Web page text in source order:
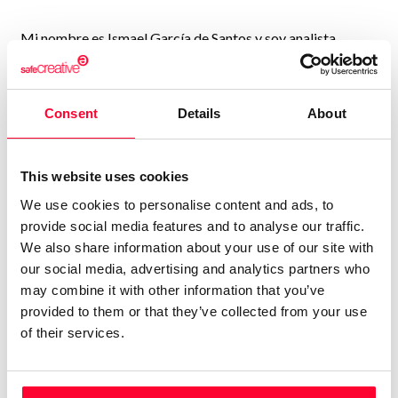
Consent Details About
This website uses cookies
We use cookies to personalise content and ads, to
provide social media features and to analyse our traffic.
We also share information about your use of our site with
our social media, advertising and analytics partners who
may combine it with other information that you’ve
provided to them or that they’ve collected from your use
of their services.
Mi nombre es Ismael García de Santos y soy analista
geopolítico y geoestratégico, además de economista. Tras
todo la vida, la geopolítica. Mi primer objetivo para darme
actualidad geopolítica sino también hacerlo de forma que
todo el mundo, independientemente de su preparación,
pueda comprender en que medida les puede afectar todo lo
que hoy en día está pasando y donde la geopolítica se ha
situado en primer plano de actualidad. Por otro lado y
como se puede ver en la foto de portada colaboro como
tertuliano en radio Intereconomía, además de hacer
diversas colaboraciones en medios de comunicación y
en cualquier parte del mundo e incluso la docencia en